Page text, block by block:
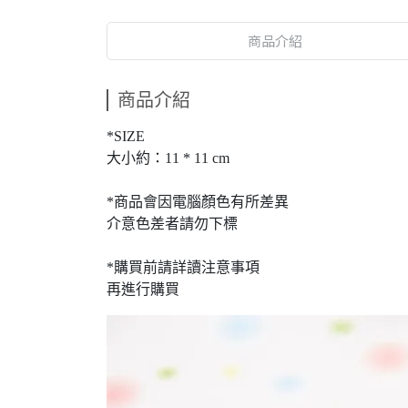
商品介紹
商品介紹
*SIZE
大小約：11 * 11 cm
*商品會因電腦顏色有所差異
介意色差者請勿下標
*購買前請詳讀注意事項
再進行購買